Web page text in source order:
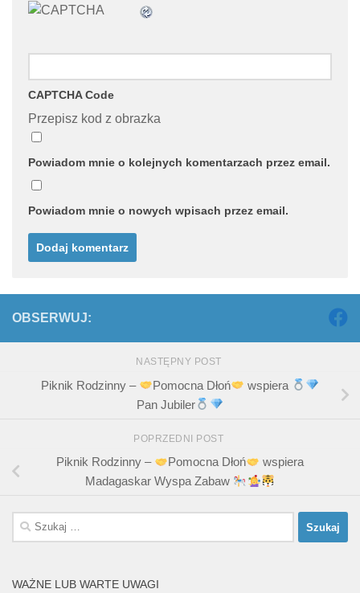
CAPTCHA Code
Przepisz kod z obrazka
Powiadom mnie o kolejnych komentarzach przez email.
Powiadom mnie o nowych wpisach przez email.
OBSERWUJ:
NASTĘPNY POST
Piknik Rodzinny – Pomocna Dłoń
wspiera
Pan Jubiler
POPRZEDNI POST
Piknik Rodzinny – Pomocna Dłoń
wspiera
Madagaskar Wyspa Zabaw
Szukaj:
WAŻNE LUB WARTE UWAGI